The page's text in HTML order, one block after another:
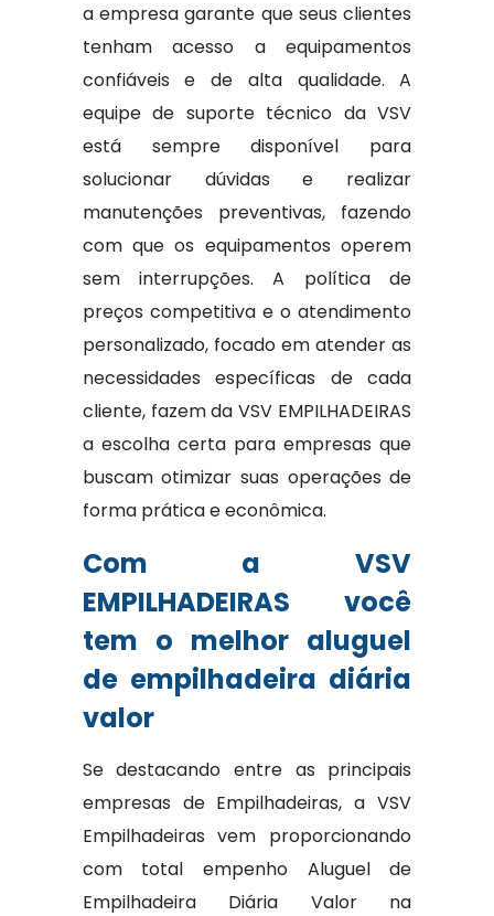
a empresa garante que seus clientes
tenham acesso a equipamentos
confiáveis e de alta qualidade. A
equipe de suporte técnico da VSV
está sempre disponível para
solucionar dúvidas e realizar
manutenções preventivas, fazendo
com que os equipamentos operem
sem interrupções. A política de
preços competitiva e o atendimento
personalizado, focado em atender as
necessidades específicas de cada
cliente, fazem da VSV EMPILHADEIRAS
a escolha certa para empresas que
buscam otimizar suas operações de
forma prática e econômica.
Com a VSV
EMPILHADEIRAS você
tem o melhor aluguel
de empilhadeira diária
valor
Se destacando entre as principais
empresas de Empilhadeiras, a VSV
Empilhadeiras vem proporcionando
com total empenho Aluguel de
Empilhadeira Diária Valor na